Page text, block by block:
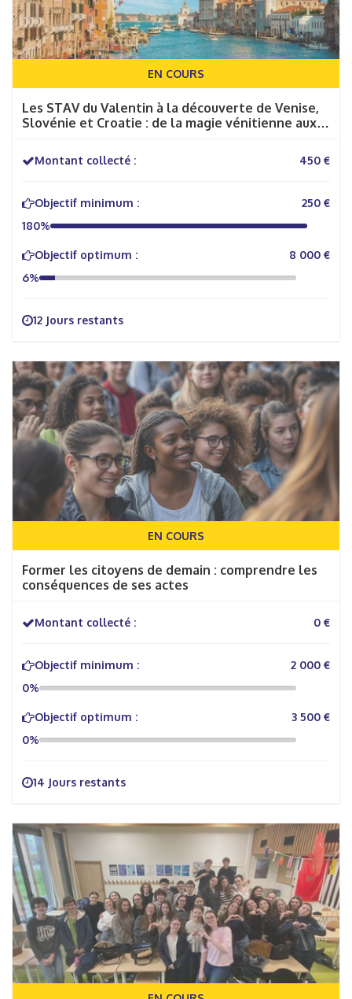
EN COURS
Les STAV du Valentin à la découverte de Venise,
Slovénie et Croatie : de la magie vénitienne aux
Montant collecté : 450 €
Objectif minimum :
250 €
180%
Objectif optimum :
8 000 €
6%
12 Jours restants
EN COURS
Former les citoyens de demain : comprendre les
conséquences de ses actes
Montant collecté : 0 €
Objectif minimum :
2 000 €
0%
Objectif optimum :
3 500 €
0%
14 Jours restants